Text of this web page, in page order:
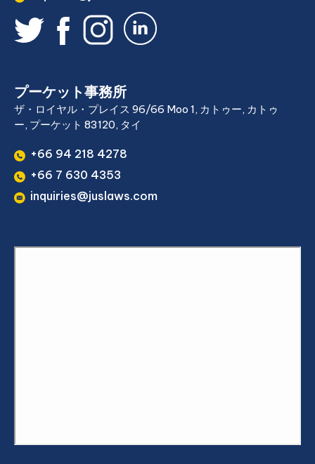
プーケット事務所
ザ・ロイヤル・プレイス 96/66 Moo 1, カトゥー, カトゥ
ー, プーケット 83120, タイ
+66 94 218 4278
+66 7 630 4353
inquiries@juslaws.com